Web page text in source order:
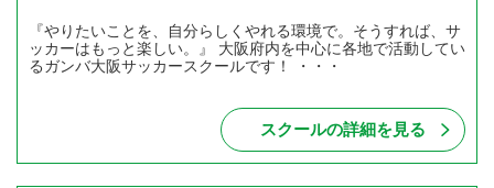
『やりたいことを、自分らしくやれる環境で。そうすれば、サ
ッカーはもっと楽しい。』 大阪府内を中心に各地で活動してい
るガンバ大阪サッカースクールです！ ・・・
スクールの詳細を見る